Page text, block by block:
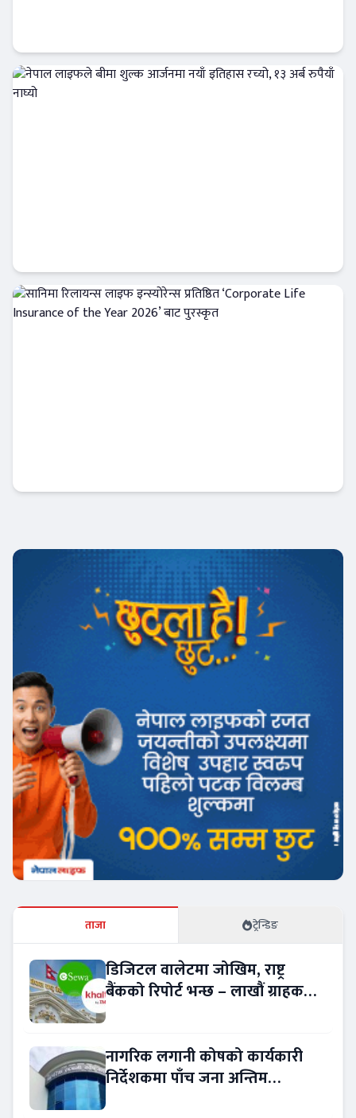
Banner News
इन्स्योरेन्स
ताजा ट्रेन्डिङ
डिजिटल वालेटमा जोखिम, राष्ट्र
बैंकको रिपोर्ट भन्छ – लाखौं ग्राहकको
नागरिक लगानी कोषको कार्यकारी
निर्देशकमा पाँच जना अन्तिम